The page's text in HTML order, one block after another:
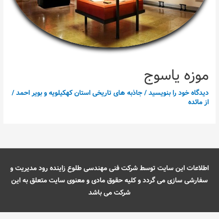
موزه یاسوج
دیدگاه‌ خود را بنویسید/جاذبه های تاریخی استان کهکیلویه و بویر احمد/
ازمائده
اطلاعات این سایت توسط شرکت فنی مهندسی طلوع زاینده رود مدیریت و
سفارشی سازی می گردد و کلیه حقوق مادی و معنوی سایت متعلق به این
شرکت می باشد